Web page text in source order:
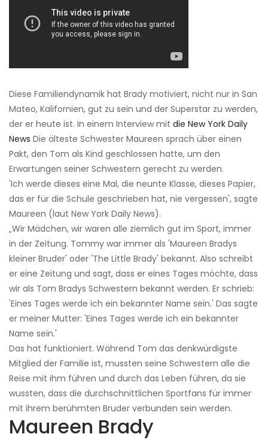
Diese Familiendynamik hat Brady motiviert, nicht nur in San
Mateo, Kalifornien, gut zu sein und der Superstar zu werden,
der er heute ist. In einem Interview mit die New York Daily
News Die älteste Schwester Maureen sprach über einen
Pakt, den Tom als Kind geschlossen hatte, um den
Erwartungen seiner Schwestern gerecht zu werden.
'Ich werde dieses eine Mal, die neunte Klasse, dieses Papier,
das er für die Schule geschrieben hat, nie vergessen', sagte
Maureen (laut New York Daily News).
„Wir Mädchen, wir waren alle ziemlich gut im Sport, immer
in der Zeitung. Tommy war immer als 'Maureen Bradys
kleiner Bruder' oder 'The Little Brady' bekannt. Also schreibt
er eine Zeitung und sagt, dass er eines Tages möchte, dass
wir als Tom Bradys Schwestern bekannt werden. Er schrieb:
'Eines Tages werde ich ein bekannter Name sein.' Das sagte
er meiner Mutter: 'Eines Tages werde ich ein bekannter
Name sein.'
Das hat funktioniert. Während Tom das denkwürdigste
Mitglied der Familie ist, mussten seine Schwestern alle die
Reise mit ihm führen und durch das Leben führen, da sie
wussten, dass die durchschnittlichen Sportfans für immer
mit ihrem berühmten Bruder verbunden sein werden.
Maureen Brady